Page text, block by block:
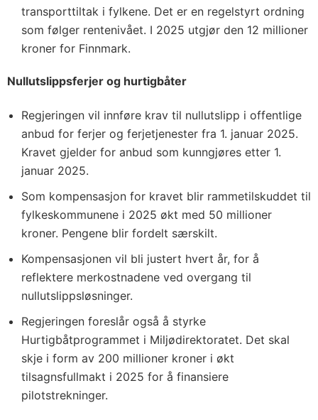
transporttiltak i fylkene. Det er en regelstyrt ordning
som følger rentenivået. I 2025 utgjør den 12 millioner
kroner for Finnmark.
Nullutslippsferjer og hurtigbåter
Regjeringen vil innføre krav til nullutslipp i offentlige
anbud for ferjer og ferjetjenester fra 1. januar 2025.
Kravet gjelder for anbud som kunngjøres etter 1.
januar 2025.
Som kompensasjon for kravet blir rammetilskuddet til
fylkeskommunene i 2025 økt med 50 millioner
kroner. Pengene blir fordelt særskilt.
Kompensasjonen vil bli justert hvert år, for å
reflektere merkostnadene ved overgang til
nullutslippsløsninger.
Regjeringen foreslår også å styrke
Hurtigbåtprogrammet i Miljødirektoratet. Det skal
skje i form av 200 millioner kroner i økt
tilsagnsfullmakt i 2025 for å finansiere
pilotstrekninger.